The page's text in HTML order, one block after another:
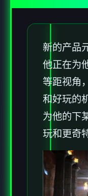
新的产品
他正在为
等距视角
和好玩的
为他的下
玩和更奇